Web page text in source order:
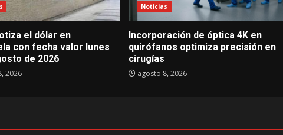
el dólar en
con fecha valor lunes
de 2026
2026
Noticias
Incorporación de óptica 4K en
quirófanos optimiza precisión en
cirugías
agosto 8, 2026